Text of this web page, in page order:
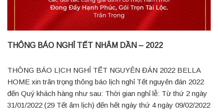
THÔNG BÁO NGHỈ TẾT NHÂM DẦN – 2022
THÔNG BÁO LỊCH NGHỈ TẾT NGUYÊN ĐÁN 2022 BELLA
HOME xin trân trọng thông báo lịch nghỉ Tết nguyên đán 2022
đến Quý khách hàng như sau: Thời gian nghỉ lễ: Từ thứ 2 ngày
31/01/2022 (29 Tết âm lịch) đến hết ngày thứ 4 ngày 09/02/2022